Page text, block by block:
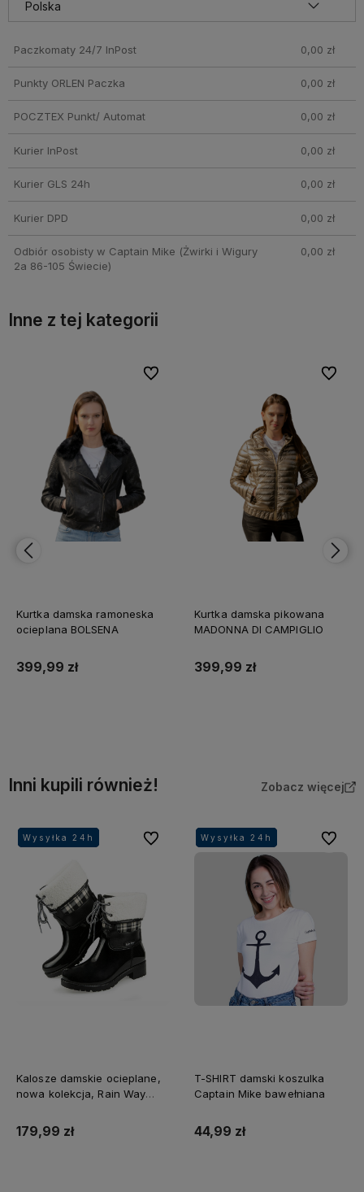
pobraniowych mogą być droższe
Paczkomaty 24/7 InPost 0,00 zł
Punkty ORLEN Paczka 0,00 zł
POCZTEX Punkt/ Automat 0,00 zł
Kurier InPost 0,00 zł
Kurier GLS 24h 0,00 zł
Kurier DPD 0,00 zł
Odbiór osobisty w Captain Mike (Żwirki i Wigury
2a 86-105 Świecie)
0,00 zł
Inne z tej kategorii
Kurtka damska ramoneska
ocieplana BOLSENA
399,99 zł
Do ulubionych
Do ulubionych
Kurtka damska pikowana
MADONNA DI CAMPIGLIO
399,99 zł
Do
Do
Inni kupili również! Zobacz więcej
Wysyłka 24h
Wysyłka 24h
Wysyłka 24h
Wysyłka 24h
Kalosze damskie ocieplane,
nowa kolekcja, Rain Way
179,99 zł
Do ulubionychWysyłka 24h
Wysyłka 24h
Wysyłka 24h
Wysyłka 24h
T-SHIRT damski koszulka
Captain Mike bawełniana
44,99 zł
Do